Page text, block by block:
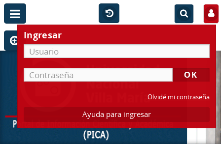
Ingresar
Olvidé mi contraseña
Ayuda para ingresar